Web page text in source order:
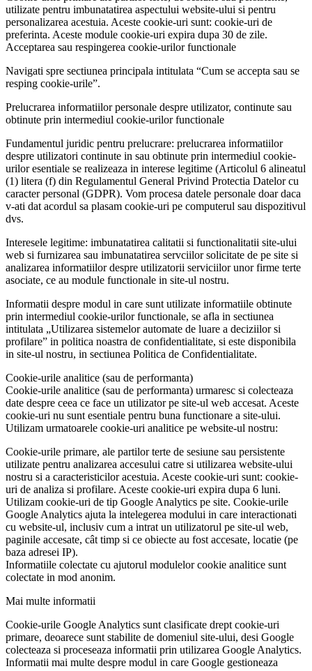
utilizate pentru imbunatatirea aspectului website-ului si pentru
personalizarea acestuia. Aceste cookie-uri sunt: cookie-uri de
preferinta. Aceste module cookie-uri expira dupa 30 de zile.
Acceptarea sau respingerea cookie-urilor functionale
Navigati spre sectiunea principala intitulata “Cum se accepta sau se
resping cookie-urile”.
Prelucrarea informatiilor personale despre utilizator, continute sau
obtinute prin intermediul cookie-urilor functionale
Fundamentul juridic pentru prelucrare: prelucrarea informatiilor
despre utilizatori continute in sau obtinute prin intermediul cookie-
urilor esentiale se realizeaza in interese legitime (Articolul 6 alineatul
(1) litera (f) din Regulamentul General Privind Protectia Datelor cu
caracter personal (GDPR). Vom procesa datele personale doar daca
v-ati dat acordul sa plasam cookie-uri pe computerul sau dispozitivul
dvs.
Interesele legitime: imbunatatirea calitatii si functionalitatii site-ului
web si furnizarea sau imbunatatirea servciilor solicitate de pe site si
analizarea informatiilor despre utilizatorii serviciilor unor firme terte
asociate, ce au module functionale in site-ul nostru.
Informatii despre modul in care sunt utilizate informatiile obtinute
prin intermediul cookie-urilor functionale, se afla in sectiunea
intitulata „Utilizarea sistemelor automate de luare a deciziilor si
profilare” in politica noastra de confidentialitate, si este disponibila
in site-ul nostru, in sectiunea Politica de Confidentialitate.
Cookie-urile analitice (sau de performanta)
Cookie-urile analitice (sau de performanta) urmaresc si colecteaza
date despre ceea ce face un utilizator pe site-ul web accesat. Aceste
cookie-uri nu sunt esentiale pentru buna functionare a site-ului.
Utilizam urmatoarele cookie-uri analitice pe website-ul nostru:
Cookie-urile primare, ale partilor terte de sesiune sau persistente
utilizate pentru analizarea accesului catre si utilizarea website-ului
nostru si a caracteristicilor acestuia. Aceste cookie-uri sunt: cookie-
uri de analiza si profilare. Aceste cookie-uri expira dupa 6 luni.
Utilizam cookie-uri de tip Google Analytics pe site. Cookie-urile
Google Analytics ajuta la intelegerea modului in care interactionati
cu website-ul, inclusiv cum a intrat un utilizatorul pe site-ul web,
paginile accesate, cât timp si ce obiecte au fost accesate, locatie (pe
baza adresei IP).
Informatiile colectate cu ajutorul modulelor cookie analitice sunt
colectate in mod anonim.
Mai multe informatii
Cookie-urile Google Analytics sunt clasificate drept cookie-uri
primare, deoarece sunt stabilite de domeniul site-ului, desi Google
colecteaza si proceseaza informatii prin utilizarea Google Analytics.
Informatii mai multe despre modul in care Google gestioneaza